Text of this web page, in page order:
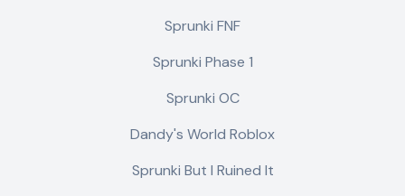
Sprunki FNF
Sprunki Phase 1
Sprunki OC
Dandy's World Roblox
Sprunki But I Ruined It